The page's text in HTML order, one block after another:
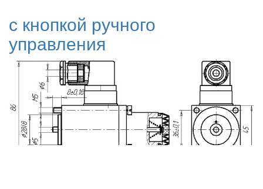
с кнопкой ручного
управления